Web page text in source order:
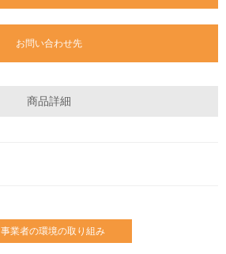
お問い合わせ先
商品詳細
事業者の環境の取り組み